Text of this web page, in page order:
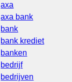
axa
axa bank
bank
bank krediet
banken
bedrijf
bedrijven